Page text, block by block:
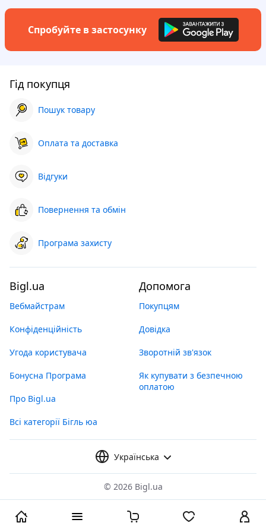
Спробуйте в застосунку
Гід покупця
Пошук товару
Оплата та доставка
Відгуки
Повернення та обмін
Програма захисту
Bigl.ua
Вебмайстрам
Конфіденційність
Угода користувача
Бонусна Програма
Про Bigl.ua
Всі категорії Бігль юа
Допомога
Покупцям
Довідка
Зворотній зв'язок
Як купувати з безпечною
оплатою
Українська
© 2026 Bigl.ua